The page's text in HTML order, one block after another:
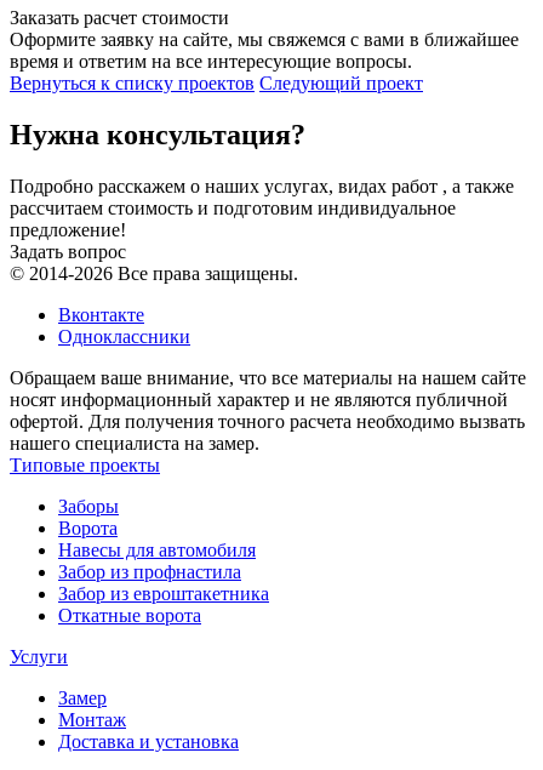
Заказать расчет стоимости
Оформите заявку на сайте, мы свяжемся с вами в ближайшее
время и ответим на все интересующие вопросы.
Вернуться к списку проектов Следующий проект
Нужна консультация?
Подробно расскажем о наших услугах, видах работ , а также
рассчитаем стоимость и подготовим индивидуальное
предложение!
Задать вопрос
© 2014-2026 Все права защищены.
Вконтакте
Одноклассники
Обращаем ваше внимание, что все материалы на нашем сайте
носят информационный характер и не являются публичной
офертой. Для получения точного расчета необходимо вызвать
нашего специалиста на замер.
Типовые проекты
Заборы
Ворота
Навесы для автомобиля
Забор из профнастила
Забор из евроштакетника
Откатные ворота
Услуги
Замер
Монтаж
Доставка и установка